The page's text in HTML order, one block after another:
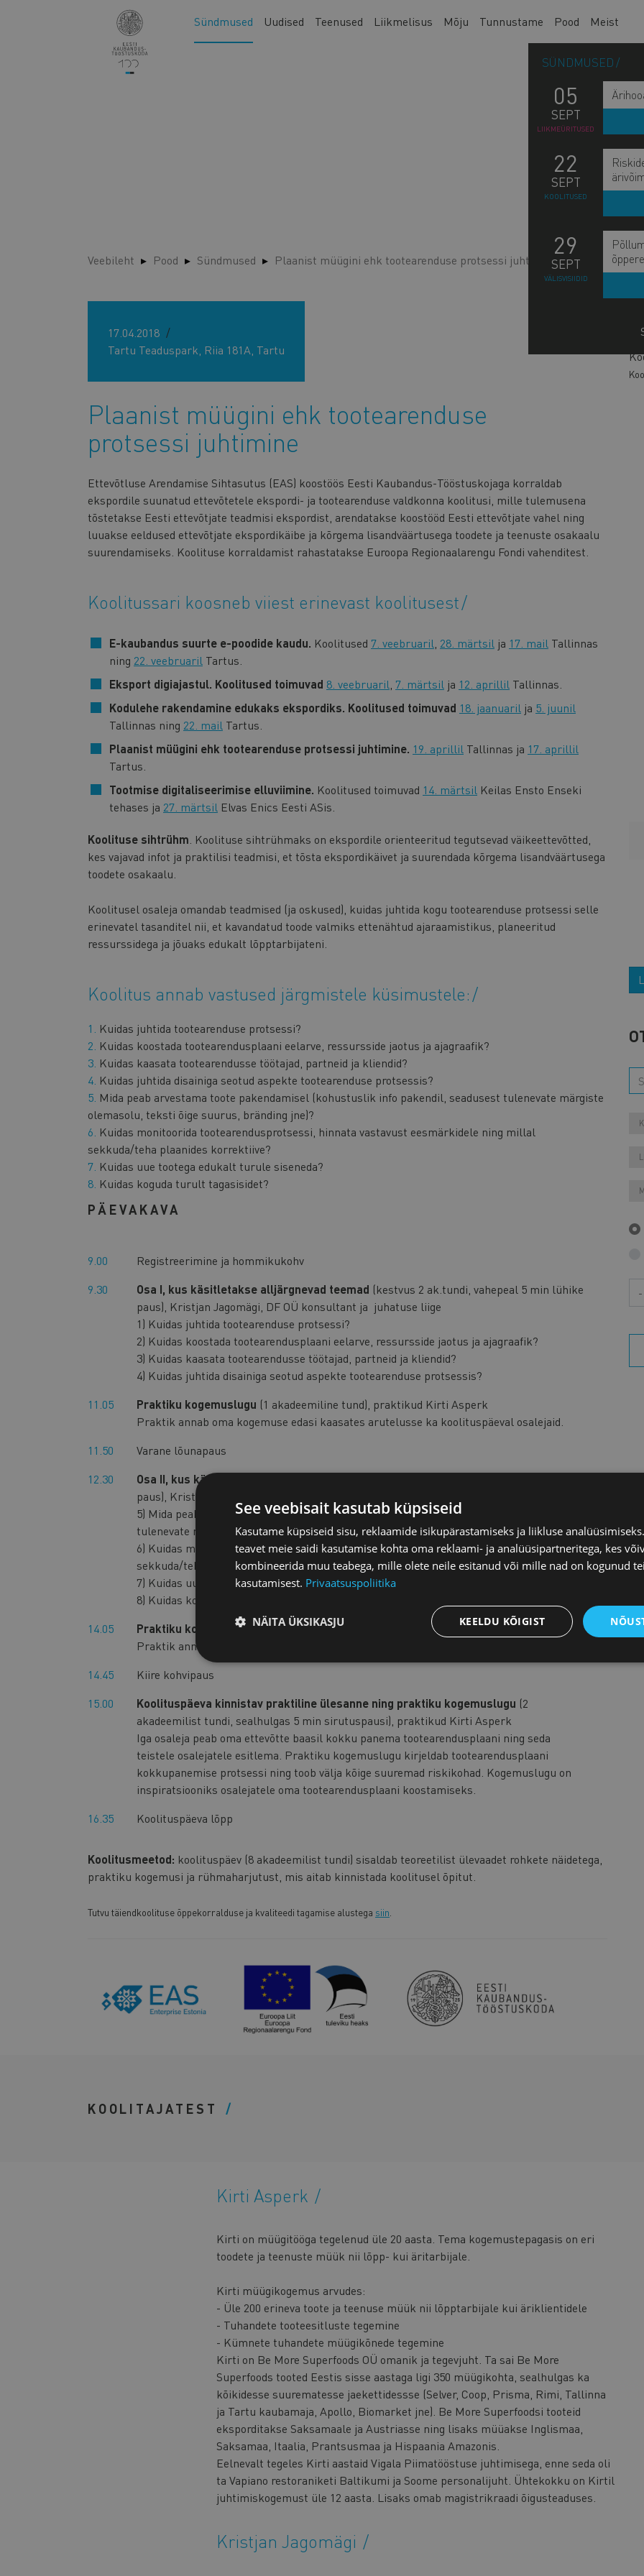
Main
navigation
Sündmused Uudised Teenused Liikmelisus Mõju Tunnustame Pood Meist
SÜNDMUSED
05
SEPT
LIIKMEÜRITUSED
22
SEPT
KOOLITUSED
29
SEPT
VÄLISVISIIDID
Veebileht Pood Sündmused Plaanist müügini ehk tootearenduse protsessi juhtimine
17.04.2018
Tartu Teaduspark, Riia 181A, Tartu
Plaanist müügini ehk tootearenduse
protsessi juhtimine
Ettevõtluse Arendamise Sihtasutus (EAS) koostöös Eesti Kaubandus-Tööstuskojaga korraldab
ekspordile suunatud ettevõtetele ekspordi- ja tootearenduse valdkonna koolitusi, mille tulemusena
tõstetakse Eesti ettevõtjate teadmisi ekspordist, arendatakse koostööd Eesti ettevõtjate vahel ning
luuakse eeldused ettevõtjate ekspordikäibe ja kõrgema lisandväärtusega toodete ja teenuste osakaalu
suurendamiseks. Koolituse korraldamist rahastatakse Euroopa Regionaalarengu Fondi vahenditest.
Koolitussari koosneb viiest erinevast koolitusest
E-kaubandus suurte e-poodide kaudu. Koolitused 7. veebruaril 28. märtsil ja 17. mail Tallinnas
ning 22. veebruaril Tartus.
Eksport digiajastul. Koolitused toimuvad 8. veebruaril 7. märtsil ja 12. aprillil Tallinnas.
Kodulehe rakendamine edukaks ekspordiks. Koolitused toimuvad 18. jaanuaril ja 5. juunil
Tallinnas ning 22. mail Tartus.
Plaanist müügini ehk tootearenduse protsessi juhtimine. 19. aprillil Tallinnas ja 17. aprillil
Tartus.
Tootmise digitaliseerimise elluviimine. Koolitused toimuvad 14. märtsil Keilas Ensto Enseki
tehases ja 27. märtsil Elvas Enics Eesti ASis.
Koolituse sihtrühm . Koolituse sihtrühmaks on ekspordile orienteeritud tegutsevad väikeettevõtted,
kes vajavad infot ja praktilisi teadmisi, et tõsta ekspordikäivet ja suurendada kõrgema lisandväärtusega
toodete osakaalu.
Koolitusel osaleja omandab teadmised (ja oskused), kuidas juhtida kogu tootearenduse protsessi selle
erinevatel tasanditel nii, et kavandatud toode valmiks ettenähtud ajaraamistikus, planeeritud
ressurssidega ja jõuaks edukalt lõpptarbijateni.
Koolitus annab vastused järgmistele küsimustele:
Kuidas juhtida tootearenduse protsessi?
Kuidas koostada tootearendusplaani eelarve, ressursside jaotus ja ajagraafik?
Kuidas kaasata tootearendusse töötajad, partneid ja kliendid?
Kuidas juhtida disainiga seotud aspekte tootearenduse protsessis?
Mida peab arvestama toote pakendamisel (kohustuslik info pakendil, seadusest tulenevate märgiste
olemasolu, teksti õige suurus, bränding jne)?
Kuidas monitoorida tootearendusprotsessi, hinnata vastavust eesmärkidele ning millal
sekkuda/teha plaanides korrektiive?
Kuidas uue tootega edukalt turule siseneda?
Kuidas koguda turult tagasisidet?
PÄEVAKAVA
9.00
Registreerimine ja hommikukohv
9.30
Osa I, kus käsitletakse alljärgnevad teemad (kestvus 2 ak.tundi, vahepeal 5 min lühike
paus), Kristjan Jagomägi, DF OÜ konsultant ja juhatuse liige
1) Kuidas juhtida tootearenduse protsessi?
2) Kuidas koostada tootearendusplaani eelarve, ressursside jaotus ja ajagraafik?
3) Kuidas kaasata tootearendusse töötajad, partneid ja kliendid?
4) Kuidas juhtida disainiga seotud aspekte tootearenduse protsessis?
11.05
Praktiku kogemuslugu (1 akadeemiline tund), praktikud Kirti Asperk
Praktik annab oma kogemuse edasi kaasates arutelusse ka koolituspäeval osalejaid.
11.50
Varane lõunapaus
12.30
Osa II, kus käsitletakse alljärgnevad teemad
paus), Kristjan Jagomägi, DF OÜ konsultant ja juhatuse liige
5) Mida peab arvestama toote pakendamisel (kohustuslik info pakendil, seadusest
tulenevate märgiste olemasolu, teksti õige suurus, bränding jne)?
6) Kuidas monitoorida tootearendusprotsessi, hinnata vastavust eesmärkidele ning millal
sekkuda/teha plaanides korrektiive?
7) Kuidas uue tootega edukalt turule siseneda?
8) Kuidas koguda turult tagasisidet?
14.05
Praktiku kogemuslugu(1 akadeemiline tund), praktikud Kirti Asperk
Praktik annab oma kogemuse edasi kaasates arutelusse ka koolituspäeval osalejaid
14.45
Kiire kohvipaus
15.00
Koolituspäeva kinnistav praktiline ülesanne ning praktiku kogemuslugu (2
akadeemilist tundi, sealhulgas 5 min sirutuspausi), praktikud Kirti Asperk
Iga osaleja peab oma ettevõtte baasil kokku panema tootearendusplaani ning seda
teistele osalejatele esitlema. Praktiku kogemuslugu kirjeldab tootearendusplaani
kokkupanemise protsessi ning toob välja kõige suuremad riskikohad. Kogemuslugu on
inspiratsiooniks osalejatele oma tootearendusplaani koostamiseks.
16.35
Koolituspäeva lõpp
Koolitusmeetod: koolituspäev (8 akadeemilist tundi) sisaldab teoreetilist ülevaadet rohkete näidetega,
praktiku kogemusi ja rühmaharjutust, mis aitab kinnistada koolitusel õpitut.
Tutvu täiendkoolituse õppekorralduse ja kvaliteedi tagamise alustega siin
KOOLITAJATEST
Kirti Asperk
Kirti on müügitööga tegelenud üle 20 aasta. Tema kogemustepagasis on eri
toodete ja teenuste müük nii lõpp- kui äritarbijale.
Kirti müügikogemus arvudes:
- Üle 200 erineva toote ja teenuse müük nii lõpptarbijale kui äriklientidele
- Tuhandete tooteesitluste tegemine
- Kümnete tuhandete müügikõnede tegemine
Kirti on Be More Superfoods OÜ omanik ja tegevjuht. Ta sai Be More
Superfoods tooted Eestis sisse aastaga ligi 350 müügikohta, sealhulgas ka
kõikidesse suurematesse jaekettidessse (Selver, Coop, Prisma, Rimi, Tallinna
ja Tartu kaubamaja, Apollo, Biomarket jne). Be More Superfoodsi tooteid
eksporditakse Saksamaale ja Austriasse ning lisaks müüakse Inglismaa,
Saksamaa, Itaalia, Prantsusmaa ja Hispaania Amazonis.
Eelnevalt tegeles Kirti aastaid Vigala Piimatööstuse juhtimisega, enne seda oli
ta Vapiano restoraniketi Baltikumi ja Soome personalijuht. Ühtekokku on Kirtil
juhtimiskogemust üle 12 aasta. Lisaks omab magistrikraadi õigusteaduses.
Kristjan Jagomägi
See veebisait kasutab küpsiseid
Kasutame küpsiseid sisu, reklaamide isikupärastamiseks ja liikluse
teavet meie saidi kasutamise kohta oma reklaami- ja analüüsipartneritega, kes
kombineerida muu teabega, mille olete neile esitanud või mille nad on kogunud
kasutamisest. Privaatsuspoliitika
KEELDU KÕIGIST
NÄITA ÜKSIKASJU